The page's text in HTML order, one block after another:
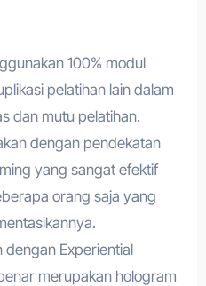
100% modul
pelatihan lain dalam
dan mutu pelatihan.
dengan pendekatan
yang sangat efektif
orang saja yang
dengan Experiential
merupakan hologram